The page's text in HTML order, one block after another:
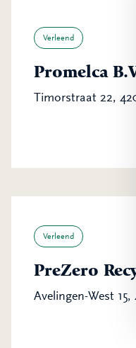
Verleend
Promelca
Timorstraat 22,
Verleend
PreZero
Avelingen-West